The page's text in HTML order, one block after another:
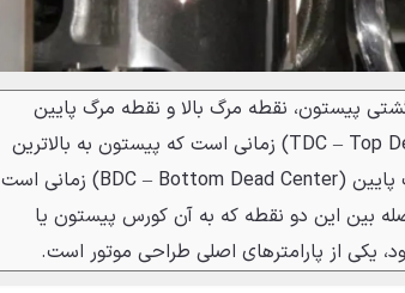
پیستون، نقطه مرگ بالا و نقطه مرگ پایین
است. به زبان ساده، نقطه مرگ بالا (TDC – Top Dead Center) زمانی است که پیستون به بالاترین
نقطه‌ ممکن در داخل سیلندر رسیده و نقطه مرگ پایین (BDC – Bottom Dead Center) زمانی است
بین این دو نقطه که به آن کورس پیستون یا
یکی از پارامترهای اصلی طراحی موتور است.